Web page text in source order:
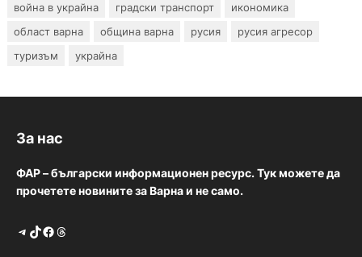
война в украйна
градски транспорт
икономика
област варна
община варна русия
русия агресор
туризъм
украйна
За нас
ФАР – български информационен ресурс. Тук можете да
прочетете новините за Варна и не само.
Telegram TikTok Facebook Threads